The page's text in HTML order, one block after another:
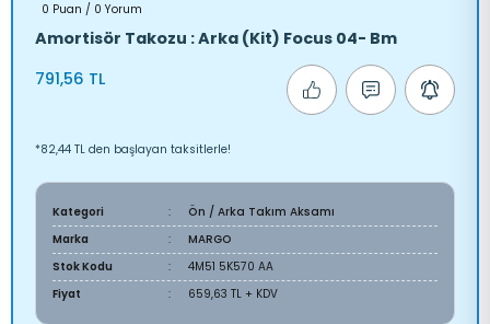
0 Puan / 0 Yorum
Amortisör Takozu : Arka (Kit) Focus 04- Bm
791,56 TL
*82,44 TL den başlayan taksitlerle!
Kategori
Ön / Arka Takım Aksamı
Marka
MARGO
Stok Kodu
4M51 5K570 AA
Fiyat
659,63 TL + KDV